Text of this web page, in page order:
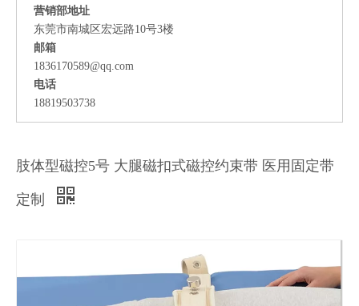
营销部地址
东莞市南城区宏远路10号3楼
邮箱
1836170589@qq.com
电话
18819503738
肢体型磁控5号 大腿磁扣式磁控约束带 医用固定带
定制